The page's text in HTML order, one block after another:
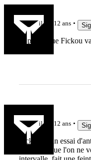
il y a 12 ans
Je pense que Fickou
il y a 12 ans
Fickou et un essai
réalisé ce que l'on ne